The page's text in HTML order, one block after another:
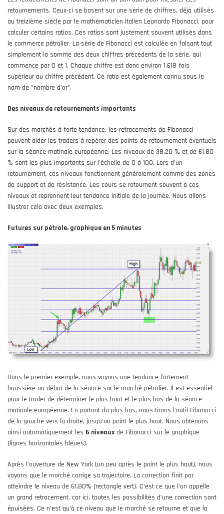
retournements. Ceux-ci se basent sur une série de chiffres, déjà utilisés
au treizième siècle par le mathématicien italien Leonardo Fibonacci, pour
calculer certains ratios. Ces ratios sont justement souvent utilisés dans
le commerce pétrolier. La série de Fibonacci est calculée en faisant tout
simplement la somme des deux chiffres précédents de la série, qui
commence par 0 et 1. Chaque chiffre est donc environ 1,618 fois
supérieur au chiffre précédent. Ce ratio est également connu sous le
nom de "nombre d'or".
Des niveaux de retournements importants
Sur des marchés à forte tendance, les retracements de Fibonacci
peuvent aider les traders à repérer des points de retournement éventuels
sur la séance matinale européenne. Les niveaux de 38,20 % et de 61,80
% sont les plus importants sur l'échelle de 0 à 100. Lors d'un
retournement, ces niveaux fonctionnent généralement comme des zones
de support et de résistance. Les cours se retournent souvent à ces
niveaux et reprennent leur tendance initiale de la journée. Nous allons
illustrer cela avec deux exemples.
Futures sur pétrole, graphique en 5 minutes
Dans le premier exemple, nous voyons une tendance fortement
haussière au début de la séance sur le marché pétrolier. Il est essentiel
pour le trader de déterminer le plus haut et le plus bas de la séance
matinale européenne. En partant du plus bas, nous tirons l'outil Fibonacci
de la gauche vers la droite, jusqu'au point le plus haut. Nous obtenons
ainsi automatiquement les 6 niveaux de Fibonacci sur le graphique
(lignes horizontales bleues).
Après l'ouverture de New York (un peu après le point le plus haut), nous
voyons que le marché corrige sa trajectoire. La correction finit par
atteindre le niveau de 61,80% (rectangle vert). C'est ce que l'on appelle
un grand retracement, car ici, toutes les possibilités d'une correction sont
épuisées. Ce n'est qu'à ce niveau que le marché se retourne et que la